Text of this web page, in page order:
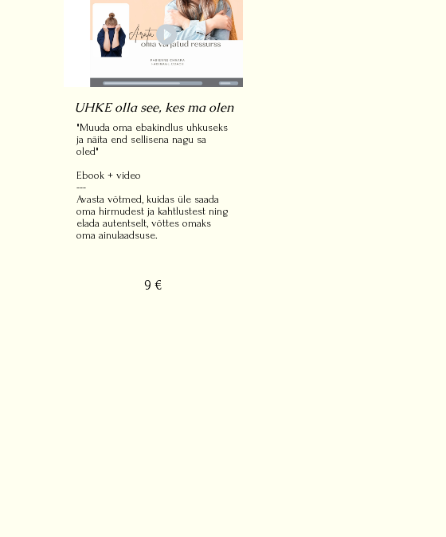
UHKE olla see, kes ma olen
"Muuda oma ebakindlus uhkuseks
ja näita end sellisena nagu sa
oled"
Ebook + video
---
Avasta võtmed, kuidas üle saada
oma hirmudest ja kahtlustest ning
elada autentselt, võttes omaks
oma ainulaadsuse.
9 €